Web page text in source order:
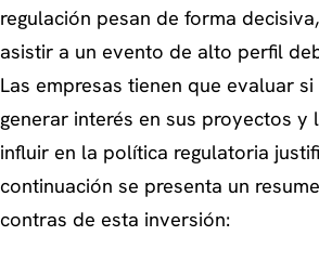
regulación pesan de forma
asistir a un evento de alto perfil
Las empresas tienen que evaluar
generar interés en sus proyectos y
influir en la política regulatoria
continuación se presenta un
contras de esta inversión: